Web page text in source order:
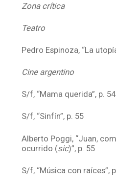
Zona crítica
Teatro
Pedro Espinoza, “La
Cine argentino
S/f, “Mama querida”, p. 54
S/f, “Sinfín”, p. 55
Alberto Poggi, “Juan,
ocurrido (sic)”, p. 55
S/f, “Música con raíces”,